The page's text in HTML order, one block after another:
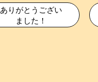
ありがとうござい
ました！